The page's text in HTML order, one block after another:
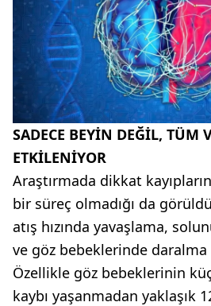
SADECE BEYİN DEĞİL, TÜM
ETKİLENİYOR
Araştırmada dikkat
bir süreç olmadığı da
atış hızında yavaşlama,
ve göz bebeklerinde
Özellikle göz bebeklerinin
kaybı yaşanmadan yaklaşık